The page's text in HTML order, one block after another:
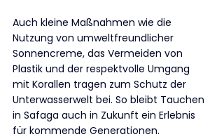
Auch kleine Maßnahmen wie die
Nutzung von umweltfreundlicher
Sonnencreme, das Vermeiden von
Plastik und der respektvolle Umgang
mit Korallen tragen zum Schutz der
Unterwasserwelt bei. So bleibt Tauchen
in Safaga auch in Zukunft ein Erlebnis
für kommende Generationen.